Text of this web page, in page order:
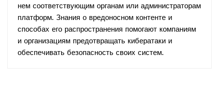
нем соответствующим органам или администраторам
платформ. Знания о вредоносном контенте и
способах его распространения помогают компаниям
и организациям предотвращать кибератаки и
обеспечивать безопасность своих систем.